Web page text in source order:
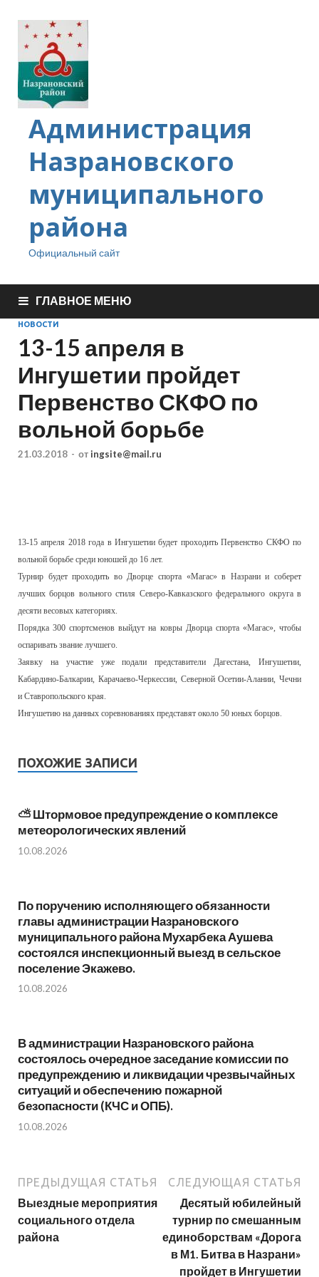
Администрация
Назрановского
муниципального
района
Официальный сайт
ГЛАВНОЕ МЕНЮ
НОВОСТИ
13-15 апреля в
Ингушетии пройдет
Первенство СКФО по
вольной борьбе
21.03.2018 - от ingsite@mail.ru
13-15 апреля 2018 года в Ингушетии будет проходить Первенство СКФО по
вольной борьбе среди юношей до 16 лет.
Турнир будет проходить во Дворце спорта «Магас» в Назрани и соберет
лучших борцов вольного стиля Северо-Кавказского федерального округа в
десяти весовых категориях.
Порядка 300 спортсменов выйдут на ковры Дворца спорта «Магас», чтобы
оспаривать звание лучшего.
Заявку на участие уже подали представители Дагестана, Ингушетии,
Кабардино-Балкарии, Карачаево-Черкессии, Северной Осетии-Алании, Чечни
и Ставропольского края.
Ингушетию на данных соревнованиях представят около 50 юных борцов.
ПОХОЖИЕ ЗАПИСИ
⛅️ Штормовое предупреждение о комплексе
метеорологических явлений
10.08.2026
По поручению исполняющего обязанности
главы администрации Назрановского
муниципального района Мухарбека Аушева
состоялся инспекционный выезд в сельское
поселение Экажево.
10.08.2026
В администрации Назрановского района
состоялось очередное заседание комиссии по
предупреждению и ликвидации чрезвычайных
ситуаций и обеспечению пожарной
безопасности (КЧС и ОПБ).
10.08.2026
ПРЕДЫДУЩАЯ СТАТЬЯ
Выездные мероприятия
социального отдела
района
СЛЕДУЮЩАЯ СТАТЬЯ
Десятый юбилейный
турнир по смешанным
единоборствам «Дорога
в М1. Битва в Назрани»
пройдет в Ингушетии